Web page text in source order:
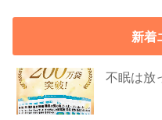
新着
不眠は放